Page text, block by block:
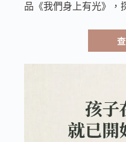
品《我們身上有光》